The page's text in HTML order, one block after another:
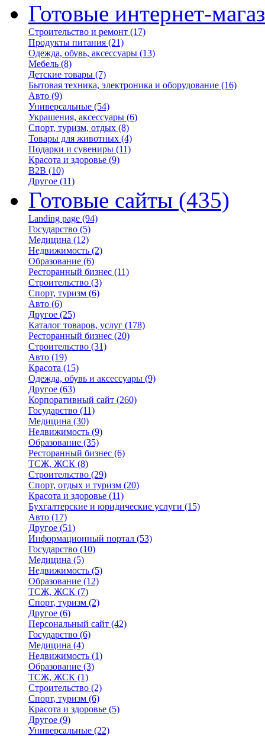
Готовые интернет-
Строительство и ремонт (17)
Продукты питания (21)
Одежда, обувь, аксессуары (13)
Мебель (8)
Детские товары (7)
Бытовая техника, электроника и оборудование (16)
Авто (9)
Универсальные (54)
Украшения, аксессуары (6)
Спорт, туризм, отдых (8)
Товары для животных (4)
Подарки и сувениры (11)
Красота и здоровье (9)
B2B (10)
Другое (11)
Готовые сайты (435)
Landing page (94)
Государство (5)
Медицина (12)
Недвижимость (2)
Образование (6)
Ресторанный бизнес (11)
Строительство (3)
Спорт, туризм (6)
Авто (6)
Другое (25)
Каталог товаров, услуг (178)
Ресторанный бизнес (20)
Строительство (31)
Авто (19)
Красота (15)
Одежда, обувь и аксессуары (9)
Другое (63)
Корпоративный сайт (260)
Государство (11)
Медицина (30)
Недвижимость (9)
Образование (35)
Ресторанный бизнес (6)
ТСЖ, ЖСК (8)
Строительство (29)
Спорт, отдых и туризм (20)
Красота и здоровье (11)
Бухгалтерские и юридические услуги (15)
Авто (17)
Другое (51)
Информационный портал (53)
Государство (10)
Медицина (5)
Недвижимость (5)
Образование (12)
ТСЖ, ЖСК (7)
Спорт, туризм (2)
Другое (6)
Персональный сайт (42)
Государство (6)
Медицина (4)
Недвижимость (1)
Образование (3)
ТСЖ, ЖСК (1)
Строительство (2)
Спорт, туризм (6)
Красота и здоровье (5)
Другое (9)
Универсальные (22)